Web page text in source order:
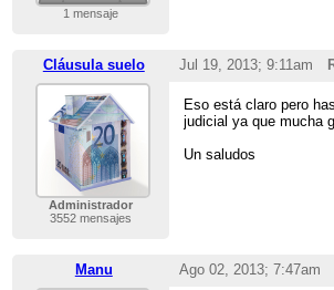
1 mensaje
Cláusula suelo Jul 19, 2013; 9:11am
Administrador
3552 mensajes
Eso está claro pero
judicial ya que mucha
Un saludos
Manu Ago 02, 2013; 7:47am